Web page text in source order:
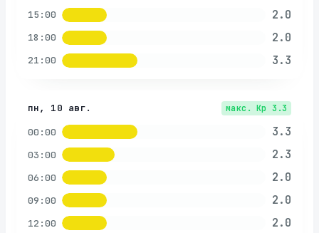
15:00 2.0
18:00 2.0
21:00 3.3
пн, 10 авг. макс. Kp 3.3
00:00 3.3
03:00 2.3
06:00 2.0
09:00 2.0
12:00 2.0